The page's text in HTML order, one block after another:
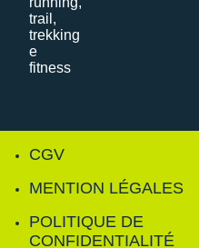
CGV
MENTION LÉGALES
POLITIQUE DE
CONFIDENTIALITÉ